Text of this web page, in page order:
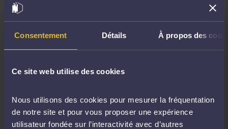
Consentement Détails À propos des
Ce site web utilise des cookies
Nous utilisons des cookies pour mesurer la fréquentation
de notre site et pour vous proposer une expérience
utilisateur fondée sur l’interactivité avec d’autres
déployés via eBarreau par la profession autour
de sa mise en oeuvre pour lui conférer une
souplesse et une sécurité ...